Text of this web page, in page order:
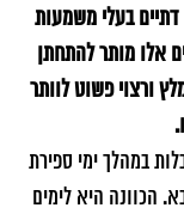
דתיים בעלי משמעות
אלו מותר להתחתן
ורצוי פשוט לוותר
במהלך ימי ספירת
הכוונה היא לימים